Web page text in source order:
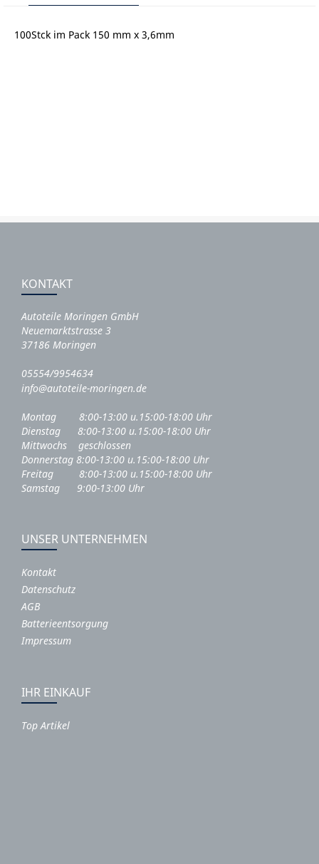
100Stck im Pack 150 mm x 3,6mm
KONTAKT
Autoteile Moringen GmbH
Neuemarktstrasse 3
37186 Moringen
05554/9954634
info@autoteile-moringen.de
Montag 8:00-13:00 u.15:00-18:00 Uhr
Dienstag 8:00-13:00 u.15:00-18:00 Uhr
Mittwochs geschlossen
Donnerstag 8:00-13:00 u.15:00-18:00 Uhr
Freitag 8:00-13:00 u.15:00-18:00 Uhr
Samstag 9:00-13:00 Uhr
UNSER UNTERNEHMEN
Kontakt
Datenschutz
AGB
Batterieentsorgung
Impressum
IHR EINKAUF
Top Artikel